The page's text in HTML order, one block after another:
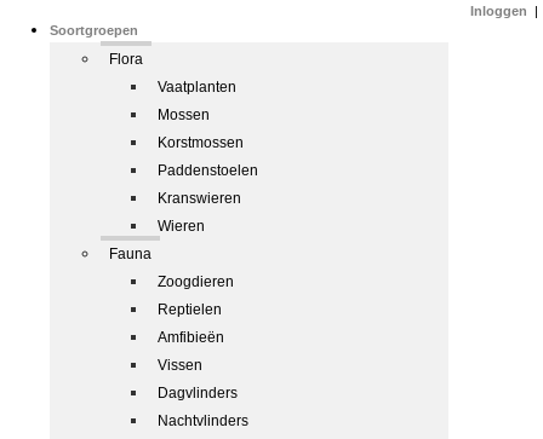
Soortgroepen
Flora
Vaatplanten
Mossen
Korstmossen
Paddenstoelen
Kranswieren
Wieren
Fauna
Zoogdieren
Reptielen
Amfibieën
Vissen
Dagvlinders
Nachtvlinders
Inloggen |